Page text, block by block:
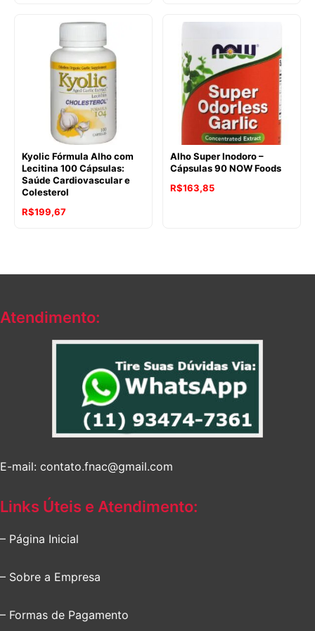
Kyolic Fórmula Alho com
Lecitina 100 Cápsulas:
Saúde Cardiovascular e
Colesterol
R$199,67
Alho Super Inodoro –
Cápsulas 90 NOW Foods
O
R$163,85O
Atendimento:
E-mail: contato.fnac@gmail.com
Links Úteis e Atendimento:
– Página Inicial
– Sobre a Empresa
– Formas de Pagamento